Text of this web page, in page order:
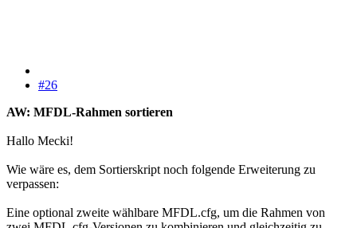
#26
AW: MFDL-Rahmen sortieren
Hallo Mecki!
Wie wäre es, dem Sortierskript noch folgende Erweiterung zu
verpassen:
Eine optional zweite wählbare MFDL.cfg, um die Rahmen von